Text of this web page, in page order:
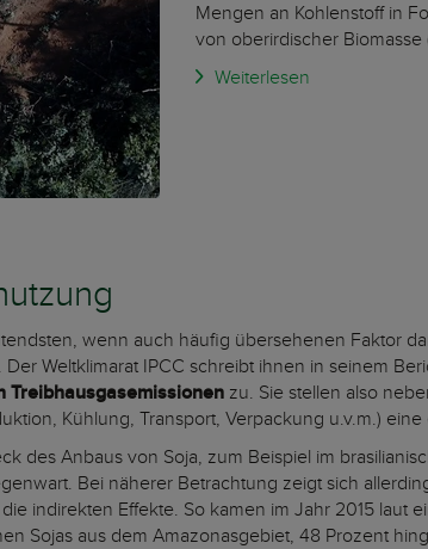
Mengen an Kohlenstoff in
von oberirdischer
Weiterlesen
wenn auch häufig übersehenen Faktor
Weltklimarat IPCC schreibt ihnen in seinem
Treibhausgasemissionen zu. Sie stellen also
Kühlung, Transport, Verpackung u.v.m.)
des Anbaus von Soja, zum Beispiel im
Bei näherer Betrachtung zeigt sich
indirekten Effekte. So kamen im Jahr 2015 laut
Sojas aus dem Amazonasgebiet, 48 Prozent